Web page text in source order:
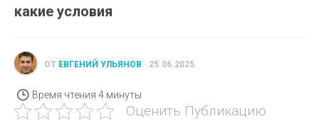
какие условия
ОТ ЕВГЕНИЙ УЛЬЯНОВ · 25.06.2025
Время чтения 4 минуты
Оценить Публикацию